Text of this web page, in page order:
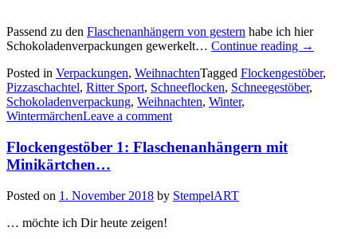
Passend zu den Flaschenanhängern von gestern habe ich hier
Schokoladenverpackungen gewerkelt… Continue reading
edel
verpackte
→
Posted in Verpackungen, WeihnachtenTagged Flockengestöber,
Pizzaschachtel, Ritter Sport, Schneeflocken, Schneegestöber,
Schokoladenverpackung, Weihnachten, Winter,
WintermärchenLeave a comment
Flockengestöber 1: Flaschenanhängern mit
Minikärtchen…
Posted on 1. November 2018 by StempelART
… möchte ich Dir heute zeigen!